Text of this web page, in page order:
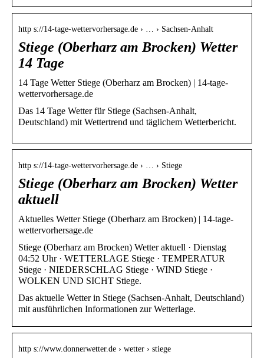
http s://14-tage-wettervorhersage.de › … › Sachsen-Anhalt
Stiege (Oberharz am Brocken) Wetter
14 Tage
14 Tage Wetter Stiege (Oberharz am Brocken) | 14-tage-
wettervorhersage.de
Das 14 Tage Wetter für Stiege (Sachsen-Anhalt,
Deutschland) mit Wettertrend und täglichem Wetterbericht.
http s://14-tage-wettervorhersage.de › … › Stiege
Stiege (Oberharz am Brocken) Wetter
aktuell
Aktuelles Wetter Stiege (Oberharz am Brocken) | 14-tage-
wettervorhersage.de
Stiege (Oberharz am Brocken) Wetter aktuell · Dienstag
04:52 Uhr · WETTERLAGE Stiege · TEMPERATUR
Stiege · NIEDERSCHLAG Stiege · WIND Stiege ·
WOLKEN UND SICHT Stiege.
Das aktuelle Wetter in Stiege (Sachsen-Anhalt, Deutschland)
mit ausführlichen Informationen zur Wetterlage.
http s://www.donnerwetter.de › wetter › stiege